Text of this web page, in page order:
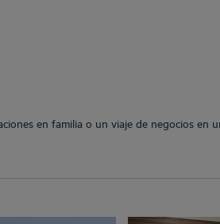
en familia o un viaje de negocios